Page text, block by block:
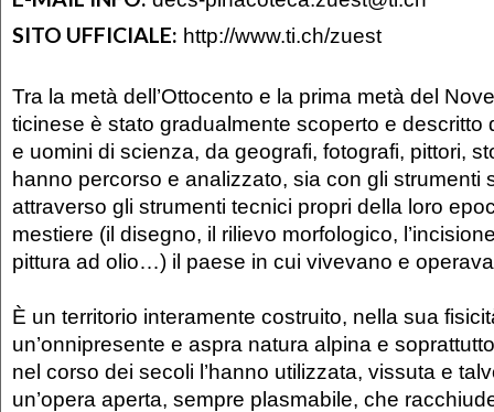
SITO UFFICIALE: http://www.ti.ch/zuest
Tra la metà dell’Ottocento e la prima metà del
ticinese è stato gradualmente scoperto e descritto
e uomini di scienza, da geografi, fotografi, pittori,
hanno percorso e analizzato, sia con gli strumenti
attraverso gli strumenti tecnici propri della loro
mestiere (il disegno, il rilievo morfologico,
pittura ad olio…) il paese in cui vivevano e
È un territorio interamente costruito, nella sua
un’onnipresente e aspra natura alpina e
nel corso dei secoli l’hanno utilizzata, vissuta e
un’opera aperta, sempre plasmabile, che